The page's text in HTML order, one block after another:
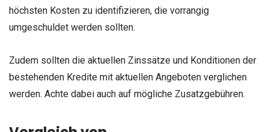
höchsten Kosten zu identifizieren, die vorrangig
umgeschuldet werden sollten.
Zudem sollten die aktuellen Zinssätze und Konditionen der
bestehenden Kredite mit aktuellen Angeboten verglichen
werden. Achte dabei auch auf mögliche Zusatzgebühren.